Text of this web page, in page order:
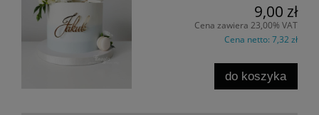
9,00 zł
Cena zawiera 23,00% VAT
Cena netto: 7,32 zł
do koszyka